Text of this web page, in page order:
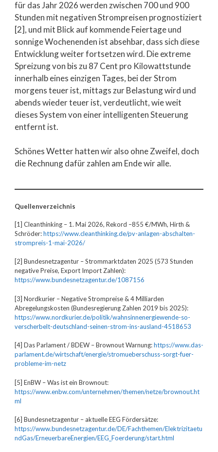
für das Jahr 2026 werden zwischen 700 und 900
Stunden mit negativen Strompreisen prognostiziert
[2], und mit Blick auf kommende Feiertage und
sonnige Wochenenden ist absehbar, dass sich diese
Entwicklung weiter fortsetzen wird. Die extreme
Spreizung von bis zu 87 Cent pro Kilowattstunde
innerhalb eines einzigen Tages, bei der Strom
morgens teuer ist, mittags zur Belastung wird und
abends wieder teuer ist, verdeutlicht, wie weit
dieses System von einer intelligenten Steuerung
entfernt ist.
Schönes Wetter hatten wir also ohne Zweifel, doch
die Rechnung dafür zahlen am Ende wir alle.
Quellenverzeichnis
[1] Cleanthinking – 1. Mai 2026, Rekord –855 €/MWh, Hirth &
Schröder:https://www.cleanthinking.de/pv-anlagen-abschalten-
strompreis-1-mai-2026/
[2] Bundesnetzagentur – Strommarktdaten 2025 (573 Stunden
negative Preise, Export Import Zahlen):
https://www.bundesnetzagentur.de/1087156
[3] Nordkurier – Negative Strompreise & 4 Milliarden
Abregelungskosten (Bundesregierung Zahlen 2019 bis 2025):
https://www.nordkurier.de/politik/wahnsinnenergiewende-so-
verscherbelt-deutschland-seinen-strom-ins-ausland-4518653
[4] Das Parlament / BDEW – Brownout Warnung:https://www.das-
parlament.de/wirtschaft/energie/stromueberschuss-sorgt-fuer-
probleme-im-netz
[5] EnBW – Was ist ein Brownout:
https://www.enbw.com/unternehmen/themen/netze/brownout.ht
ml
[6] Bundesnetzagentur – aktuelle EEG Fördersätze:
https://www.bundesnetzagentur.de/DE/Fachthemen/Elektrizitaetu
ndGas/ErneuerbareEnergien/EEG_Foerderung/start.html